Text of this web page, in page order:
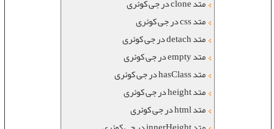
متد clone در جی کوئری
متد css در جی کوئری
متد detach در جی کوئری
متد empty در جی کوئری
متد hasClass در جی کوئری
متد height در جی کوئری
متد html در جی کوئری